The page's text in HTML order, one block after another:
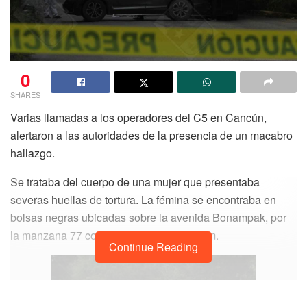
0
SHARES
Varias llamadas a los operadores del C5 en Cancún,
alertaron a las autoridades de la presencia de un macabro
hallazgo.
Se trataba del cuerpo de una mujer que presentaba
severas huellas de tortura. La fémina se encontraba en
bolsas negras ubicadas sobre la avenida Bonampak, por
la manzana 77 con dirección a Punta Sam.
Continue Reading